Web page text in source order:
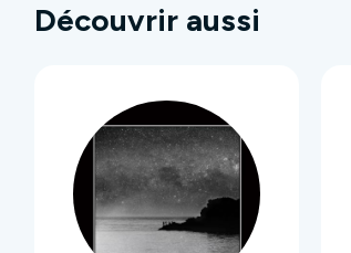
Découvrir aussi